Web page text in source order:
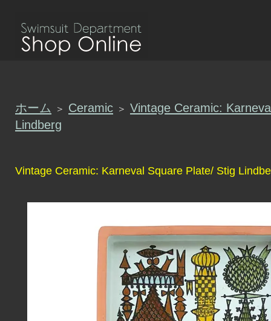
ホーム ＞ Ceramic ＞ Vintage Ceramic:
Lindberg
Vintage Ceramic: Karneval Square Plate/ Stig